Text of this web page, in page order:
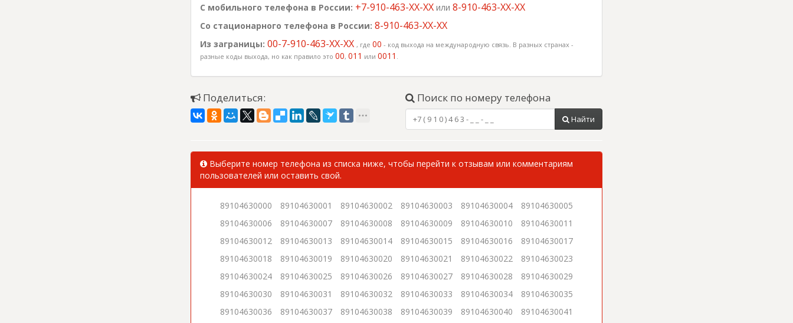
С мобильного телефона в России: +7-910-463-XX-XX или 8-910-463-XX-XX
Со стационарного телефона в России: 8-910-463-XX-XX
Из заграницы: 00-7-910-463-XX-XX , где 00 - код выхода на международную связь. В разных странах -
разные коды выхода, но как правило это 00, 011 или 0011 .
Поделиться: Поиск по номеру телефона
Найти
Выберите номер телефона из списка ниже, чтобы перейти к отзывам или комментариям
пользователей или оставить свой.
89104630000 89104630001 89104630002 89104630003 89104630004
89104630005
89104630006
89104630007 89104630008 89104630009 89104630010
89104630011
89104630012
89104630013 89104630014 89104630015 89104630016
89104630017
89104630018
89104630019 89104630020 89104630021 89104630022
89104630023
89104630024
89104630025 89104630026 89104630027 89104630028
89104630029
89104630030
89104630031 89104630032 89104630033 89104630034
89104630035
89104630036
89104630037 89104630038 89104630039 89104630040 89104630041